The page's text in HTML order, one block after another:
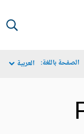
الصفحة باللغة: العربية